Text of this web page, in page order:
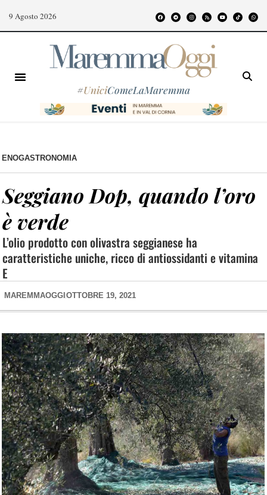
9 Agosto 2026
#UniciComeLaMaremma
ENOGASTRONOMIA
Seggiano Dop, quando l’oro
è verde
L’olio prodotto con olivastra seggianese ha
caratteristiche uniche, ricco di antiossidanti e vitamina
E
MAREMMAOGGI OTTOBRE 19, 2021